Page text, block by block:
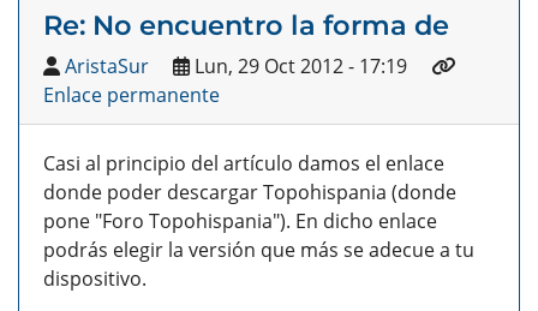
Re: No encuentro la forma de
AristaSur
Lun, 29 Oct 2012 - 17:19
Enlace permanente
Casi al principio del artículo damos el enlace
donde poder descargar Topohispania (donde
pone "Foro Topohispania"). En dicho enlace
podrás elegir la versión que más se adecue a tu
dispositivo.